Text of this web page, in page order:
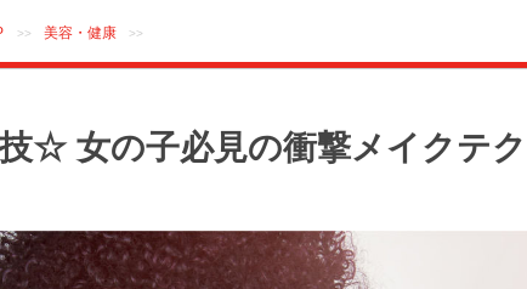
>> 美容・健康 >>
☆ 女の子必見の衝撃メイクテク